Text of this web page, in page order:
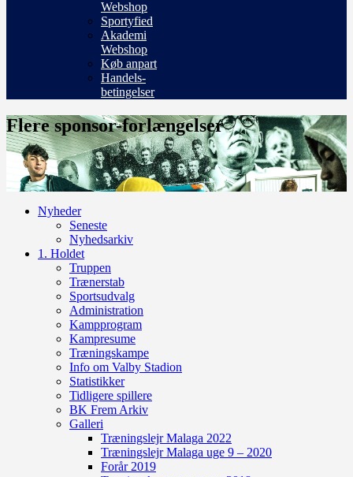
Webshop
Sportyfied
Akademi
Webshop
Køb anpart
Handels-
betingelser
Flere sponsor-forlængelser
Nyheder
Seneste
Nyhedsarkiv
1. Holdet
Truppen
Trænerstab
Sportsudvalg
Administration
Kampprogram
Kampresume
Træningskampe
Info om Valby Stadion
Statistikker
Tidligere spillere
BK Frem Arkiv
Galleri
Træningslejr Malaga 2022
Træningslejr Malaga uge 9 – 2020
Forår 2019